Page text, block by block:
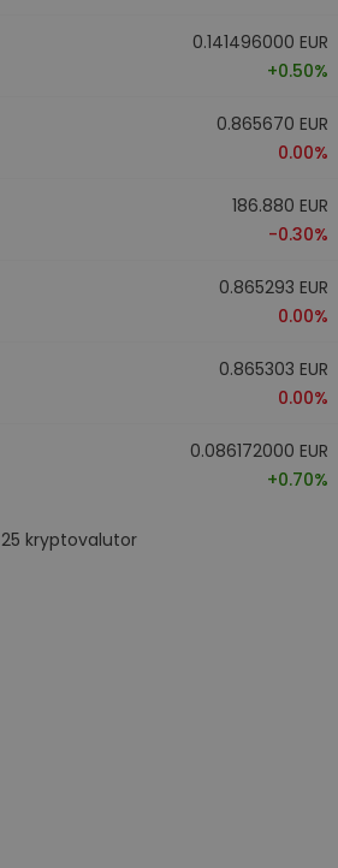
0.141496000 EUR
+0.50%
0.865670 EUR
0.00%
186.880 EUR
-0.30%
0.865293 EUR
0.00%
0.865303 EUR
0.00%
0.086172000 EUR
+0.70%
25 kryptovalutor